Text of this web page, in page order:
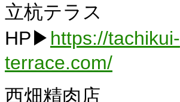
立杭テラス
HP▶ https://tachikui-
terrace.com/
西畑精肉店